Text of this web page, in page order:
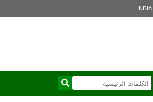
INDIA